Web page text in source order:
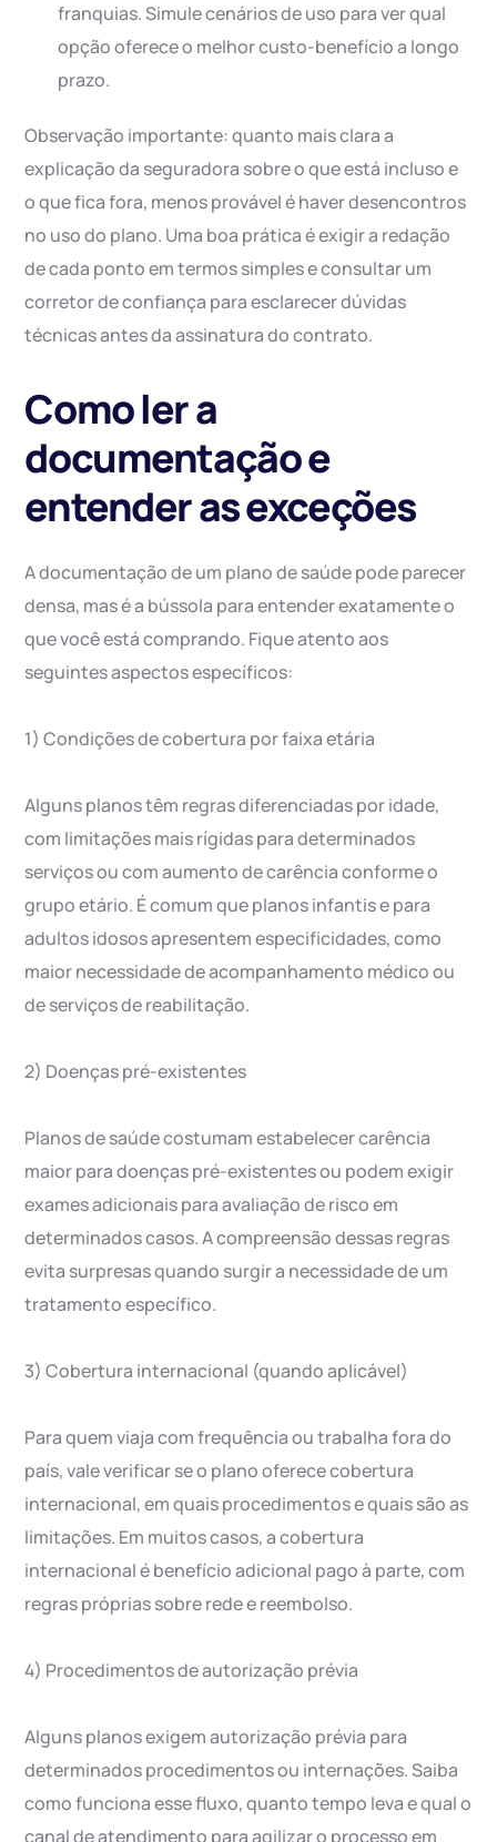
franquias. Simule cenários de uso para ver qual
opção oferece o melhor custo-benefício a longo
prazo.
Observação importante: quanto mais clara a
explicação da seguradora sobre o que está incluso e
o que fica fora, menos provável é haver desencontros
no uso do plano. Uma boa prática é exigir a redação
de cada ponto em termos simples e consultar um
corretor de confiança para esclarecer dúvidas
técnicas antes da assinatura do contrato.
Como ler a
documentação e
entender as exceções
A documentação de um plano de saúde pode parecer
densa, mas é a bússola para entender exatamente o
que você está comprando. Fique atento aos
seguintes aspectos específicos:
1) Condições de cobertura por faixa etária
Alguns planos têm regras diferenciadas por idade,
com limitações mais rígidas para determinados
serviços ou com aumento de carência conforme o
grupo etário. É comum que planos infantis e para
adultos idosos apresentem especificidades, como
maior necessidade de acompanhamento médico ou
de serviços de reabilitação.
2) Doenças pré-existentes
Planos de saúde costumam estabelecer carência
maior para doenças pré-existentes ou podem exigir
exames adicionais para avaliação de risco em
determinados casos. A compreensão dessas regras
evita surpresas quando surgir a necessidade de um
tratamento específico.
3) Cobertura internacional (quando aplicável)
Para quem viaja com frequência ou trabalha fora do
país, vale verificar se o plano oferece cobertura
internacional, em quais procedimentos e quais são as
limitações. Em muitos casos, a cobertura
internacional é benefício adicional pago à parte, com
regras próprias sobre rede e reembolso.
4) Procedimentos de autorização prévia
Alguns planos exigem autorização prévia para
determinados procedimentos ou internações. Saiba
como funciona esse fluxo, quanto tempo leva e qual o
canal de atendimento para agilizar o processo em